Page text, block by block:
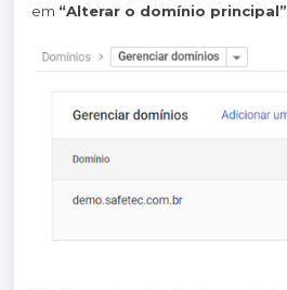
em “Alterar o domínio principal”